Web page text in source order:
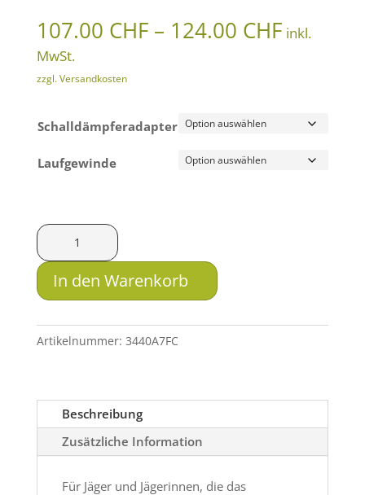
107.00 CHF – 124.00 CHF inkl.
MwSt.
zzgl. Versandkosten
Schalldämpferadapter
Laufgewinde
Roedale
RASP-
Lock
Schnelladapter
Menge
In den Warenkorb
Artikelnummer: 3440A7FC
Beschreibung
Zusätzliche Information
Für Jäger und Jägerinnen, die das